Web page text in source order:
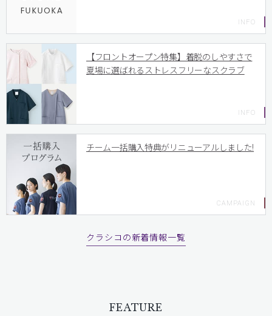
【フロントオープン特集】着脱のしやすさで
夏場に選ばれるストレスフリーなスクラブ
チーム一括購入特典がリニューアルしました!
クラシコの新着情報一覧
FEATURE